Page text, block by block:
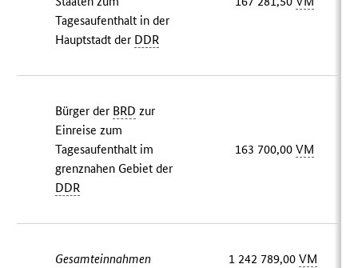
Tagesaufenthalt in der
Hauptstadt der DDR
Bürger der BRD zur
Einreise zum
Tagesaufenthalt im
grenznahen Gebiet der
DDR
163 700,00VM
Gesamteinnahmen 1 242 789,00VM